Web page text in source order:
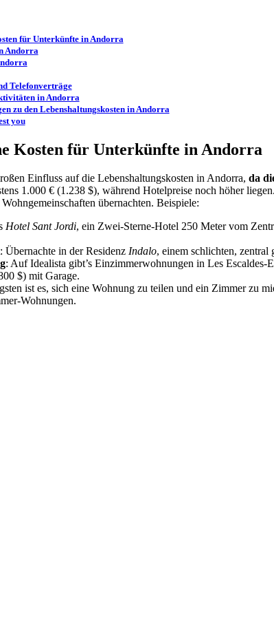
für Unterkünfte in Andorra
Andorra
Telefonverträge
in Andorra
zu den Lebenshaltungskosten in Andorra
you
Kosten für Unterkünfte in Andorra
Einfluss auf die Lebenshaltungskosten in Andorra, da
1.000 € (1.238 $), während Hotelpreise noch höher
übernachten. Beispiele:
Hotel Sant Jordi, ein Zwei-Sterne-Hotel 250 Meter vom
: Übernachte in der Residenz Indalo, einem schlichten,
: Auf Idealista gibt’s Einzimmerwohnungen in Les
$) mit Garage.
ist es, sich eine Wohnung zu teilen und ein Zimmer zu
Wohnungen.